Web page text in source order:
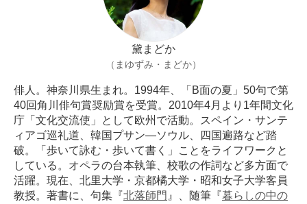
黛まどか
（まゆずみ・まどか）
俳人。神奈川県生まれ。1994年、「B面の夏」50句で第
40回角川俳句賞奨励賞を受賞。2010年4月より1年間文化
庁「文化交流使」として欧州で活動。スペイン・サンテ
ィアゴ巡礼道、韓国プサン―ソウル、四国遍路など踏
破。「歩いて詠む・歩いて書く」ことをライフワークと
している。オペラの台本執筆、校歌の作詞など多方面で
活躍。現在、北里大学・京都橘大学・昭和女子大学客員
教授。著書に、句集『北落師門 』、随筆『暮らしの中の